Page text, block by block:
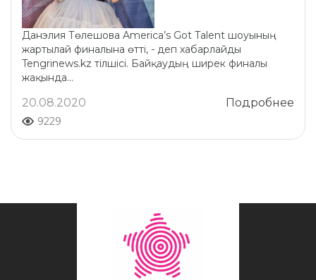
Данэлия Төлешова America’s Got Talent шоуының
жартылай финалына өтті, - деп хабарлайды
Tengrinews.kz тілшісі. Байқаудың ширек финалы
жақында...
Подробнее
20.08.2020
9229